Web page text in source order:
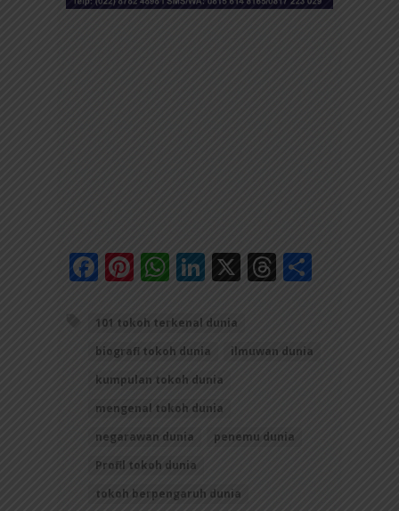
Facebook
Pinterest
WhatsApp
LinkedIn
X Threads
101 tokoh terkenal dunia
biografi tokoh dunia
ilmuwan dunia
kumpulan tokoh dunia
mengenal tokoh dunia
negarawan dunia
penemu dunia
Profil tokoh dunia
tokoh berpengaruh dunia